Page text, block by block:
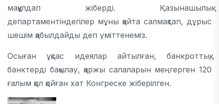
мақұлдап жіберді. Қазынашылық
департаментіндегілер мұны қайта салмақтап, дұрыс
шешім қабылдайды деп үміттенеміз.
Осыған ұқсас идеялар айтылған, банкроттық,
банктерді бақылау, қаржы салаларын меңгерген 120
ғалым қол қойған хат Конгреске жіберілген.